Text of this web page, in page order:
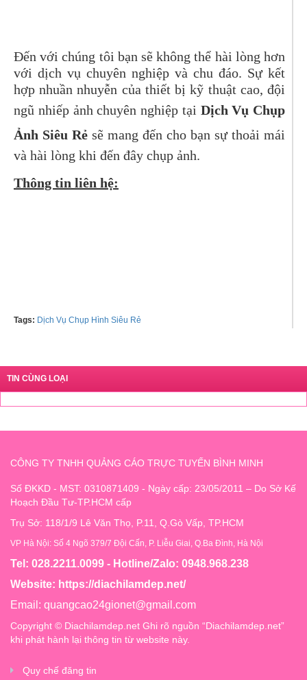
Đến với chúng tôi bạn sẽ không thể hài lòng hơn
với dịch vụ chuyên nghiệp và chu đáo. Sự kết
hợp nhuần nhuyễn của thiết bị kỹ thuật cao, đội
ngũ nhiếp ảnh chuyên nghiệp tại Dịch Vụ Chụp
Ảnh Siêu Rẻ sẽ mang đến cho bạn sự thoải mái
và hài lòng khi đến đây chụp ảnh.
Thông tin liên hệ:
Tags: Dịch Vụ Chụp Hình Siêu Rẻ
TIN CÙNG LOẠI
CÔNG TY TNHH QUẢNG CÁO TRỰC TUYẾN BÌNH MINH
Số ĐKKD - MST: 0310871409 - Ngày cấp: 23/05/2011 – Do Sở Kế
Hoạch Đầu Tư-TP.HCM cấp
Trụ Sở: 118/1/9 Lê Văn Thọ, P.11, Q.Gò Vấp, TP.HCM
VP Hà Nội: Số 4 Ngõ 379/7 Đội Cấn, P. Liễu Giai, Q.Ba Đình, Hà Nội
Tel: 028.2211.0099 - Hotline/Zalo: 0948.968.238
Website: https://diachilamdep.net/
Email: quangcao24gionet@gmail.com
Copyright © Diachilamdep.net Ghi rõ nguồn “Diachilamdep.net”
khi phát hành lại thông tin từ website này.
Quy chế đăng tin